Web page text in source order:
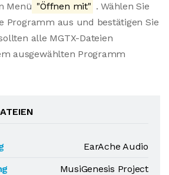
Menü "Öffnen mit" . Wählen Sie
Programm aus und bestätigen Sie
alle MGTX-Dateien
ausgewählten Programm
EarAche Audio
MusiGenesis Project